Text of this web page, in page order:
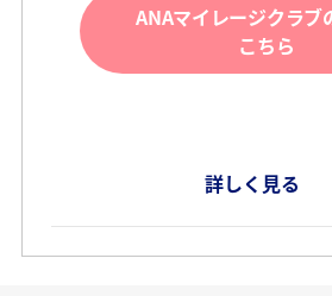
ANAマイレージクラブ
こちら
詳しく見る